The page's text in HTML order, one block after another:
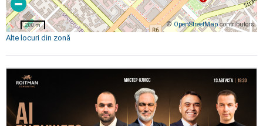
© OpenStreetMapcontributors
200 m
Alte locuri din zonă